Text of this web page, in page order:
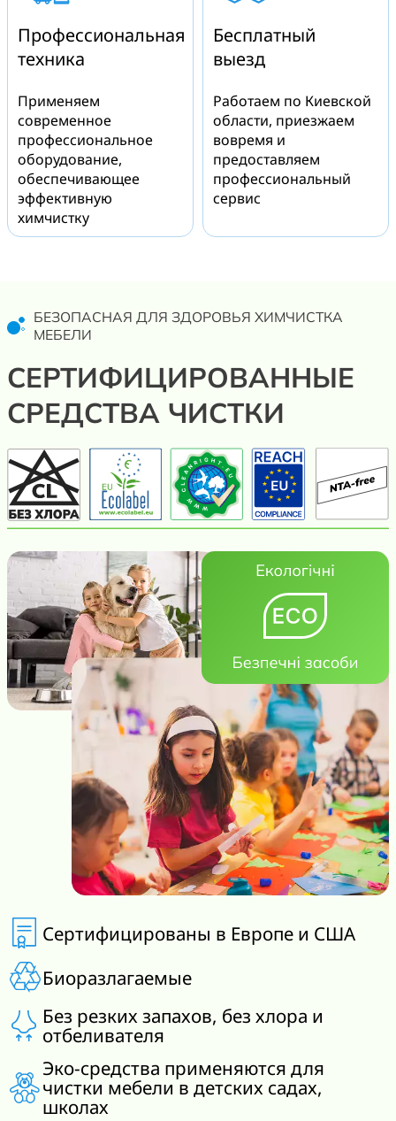
Профессиональная
техника
Применяем
современное
профессиональное
оборудование,
обеспечивающее
эффективную
химчистку
Бесплатный
выезд
Работаем по Киевской
области, приезжаем
вовремя и
предоставляем
профессиональный
сервис
БЕЗОПАСНАЯ ДЛЯ ЗДОРОВЬЯ ХИМЧИСТКА
МЕБЕЛИ
СЕРТИФИЦИРОВАННЫЕ
СРЕДСТВА ЧИСТКИ
Сертифицированы в Европе и США
Биоразлагаемые
Без резких запахов, без хлора и
отбеливателя
Эко-средства применяются для
чистки мебели в детских садах,
школах